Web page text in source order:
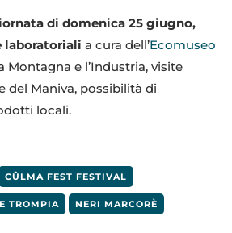
di domenica 25 giugno,
a cura dell’Ecomuseo
Montagna e l’Industria, visite
del Maniva, possibilità di
locali.
CÛLMA FEST FESTIVAL
TROMPIA NERI MARCORÈ